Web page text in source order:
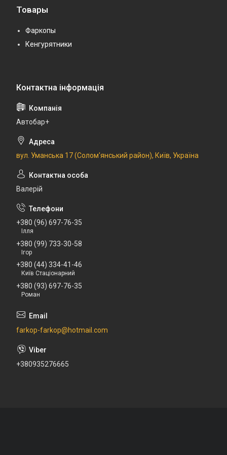
Товары
Фаркопы
Кенгурятники
Автобар+
вул. Уманська 17 (Солом'янський район), Київ, Україна
Валерій
+380 (96) 697-76-35
Ілля
+380 (99) 733-30-58
Ігор
+380 (44) 334-41-46
Київ Стаціонарний
+380 (93) 697-76-35
Роман
farkop-farkop@hotmail.com
+380935276665